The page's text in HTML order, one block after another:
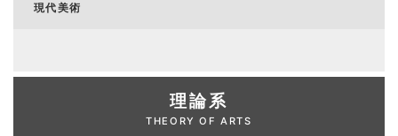
現代美術
理論系
THEORY OF ARTS